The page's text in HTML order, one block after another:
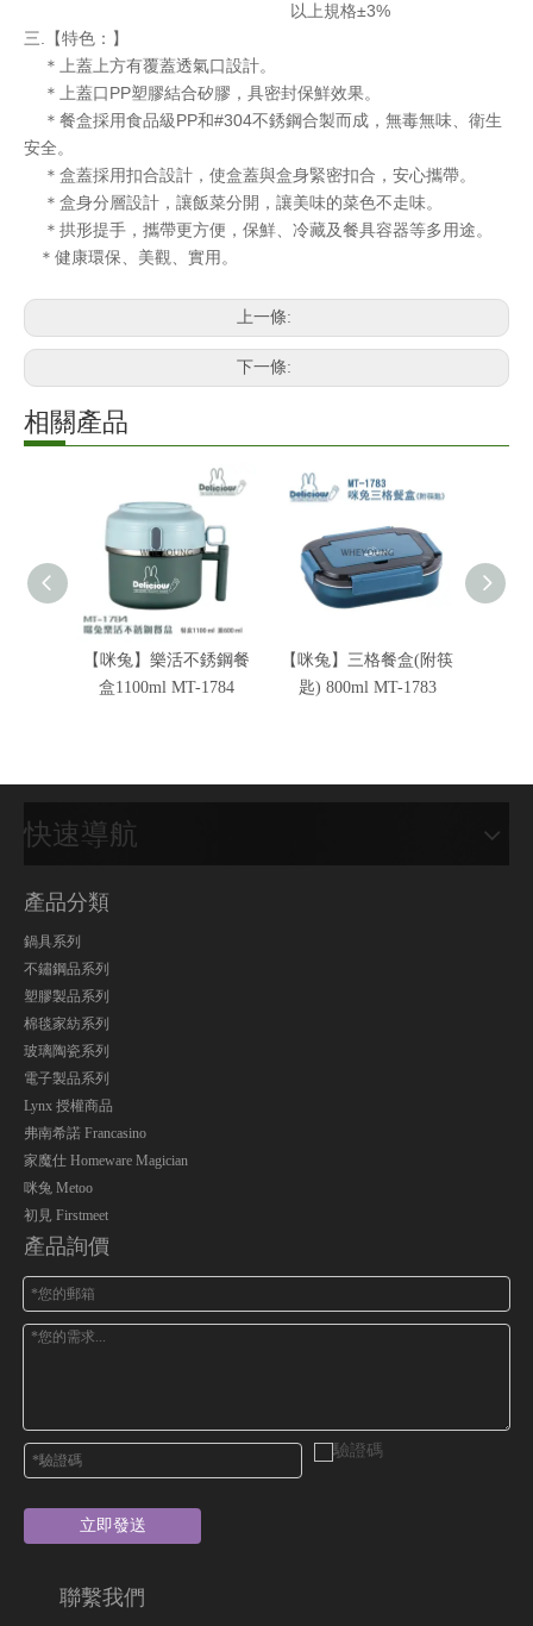
以上規格±3%
三.【特色：】
＊上蓋上方有覆蓋透氣口設計。
＊上蓋口PP塑膠結合矽膠，具密封保鮮效果。
＊餐盒採用食品級PP和#304不銹鋼合製而成，無毒無味、衛生
安全。
＊盒蓋採用扣合設計，使盒蓋與盒身緊密扣合，安心攜帶。
＊盒身分層設計，讓飯菜分開，讓美味的菜色不走味。
＊拱形提手，攜帶更方便，保鮮、冷藏及餐具容器等多用途。
＊健康環保、美觀、實用。
上一條:
下一條:
相關產品
【咪兔】樂活不銹鋼餐
盒1100ml MT-1784
【咪兔】三格餐盒(附筷
匙) 800ml MT-1783
快速導航
產品分類
鍋具系列
不鏽鋼品系列
塑膠製品系列
棉毯家紡系列
玻璃陶瓷系列
電子製品系列
Lynx 授權商品
弗南希諾 Francasino
家魔仕 Homeware Magician
咪兔 Metoo
初見 Firstmeet
產品詢價
立即發送
聯繫我們